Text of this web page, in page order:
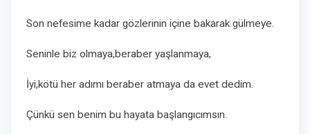
Son nefesime kadar gözlerinin içine bakarak gülmeye.
Seninle biz olmaya,beraber yaşlanmaya,
İyi,kötü her adımı beraber atmaya da evet dedim.
Çünkü sen benim bu hayata başlangıcımsın.